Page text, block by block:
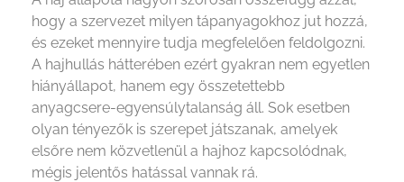
hogy a szervezet milyen tápanyagokhoz jut hozzá,
és ezeket mennyire tudja megfelelően feldolgozni.
A hajhullás hátterében ezért gyakran nem egyetlen
hiányállapot, hanem egy összetettebb
anyagcsere-egyensúlytalanság áll. Sok esetben
olyan tényezők is szerepet játszanak, amelyek
elsőre nem közvetlenül a hajhoz kapcsolódnak,
mégis jelentős hatással vannak rá.